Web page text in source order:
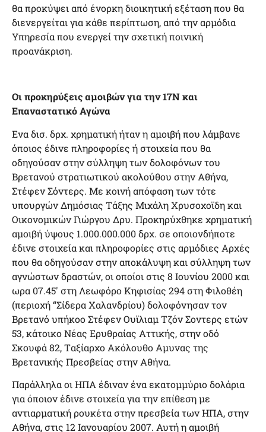
θα προκύψει από ένορκη διοικητική εξέταση που θα
διενεργείται για κάθε περίπτωση, από την αρμόδια
Υπηρεσία που ενεργεί την σχετική ποινική
προανάκριση.
Οι προκηρύξεις αμοιβών για την 17Ν και
Επαναστατικό Αγώνα
Eνα δισ. δρχ. χρηματική ήταν η αμοιβή που λάμβανε
όποιος έδινε πληροφορίες ή στοιχεία που θα
οδηγούσαν στην σύλληψη των δολοφόνων του
Bρετανού στρατιωτικού ακολούθου στην Aθήνα,
Στέφεν Σόντερς. Mε κοινή απόφαση των τότε
υπουργών Δημόσιας Tάξης Mιχάλη Xρυσοχοϊδη και
Oικονομικών Γιώργου Δρυ. Προκηρύχθηκε χρηματική
αμοιβή ύψους 1.000.000.000 δρχ. σε οποιονδήποτε
έδινε στοιχεία και πληροφορίες στις αρμόδιες Αρχές
που θα οδηγούσαν στην αποκάλυψη και σύλληψη των
αγνώστων δραστών, οι οποίοι στις 8 Iουνίου 2000 και
ωρα 07.45′ στη Λεωφόρο Kηφισίας 294 στη Φιλοθέη
(περιοχή “Σίδερα Xαλανδρίου) δολοφόνησαν τον
Bρετανό υπήκοο Στέφεν Oυϊλιαμ Tζόν Σοντερς ετών
53, κάτοικο Nέας Eρυθραίας Aττικής, στην οδό
Σκουφά 82, Tαξίαρχο Aκόλουθο Aμυνας της
Bρετανικής Πρεσβείας στην Aθήνα.
Παράλληλα οι ΗΠΑ έδιναν ένα εκατομμύριο δολάρια
για όποιον έδινε στοιχεία για την επίθεση με
αντιαρματική ρουκέτα στην πρεσβεία των ΗΠΑ, στην
Αθήνα, στις 12 Ιανουαρίου 2007. Αυτή η αμοιβή